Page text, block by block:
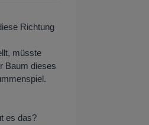
Richtung
müsste
Baum dieses
es das?